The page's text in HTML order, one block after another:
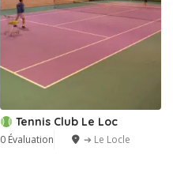
Tennis Club Le Loc
0 Évaluation ➔ Le Locle